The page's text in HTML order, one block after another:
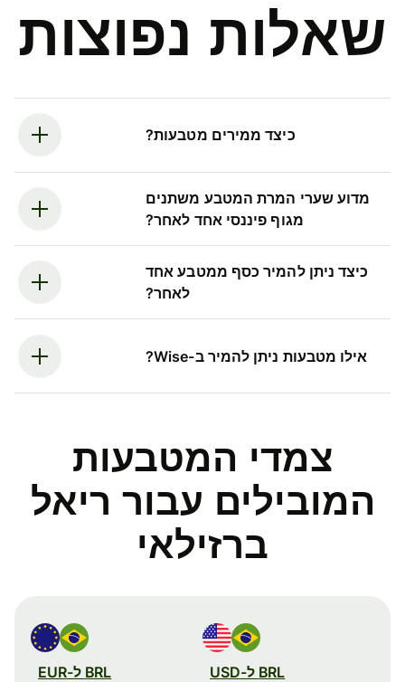
שאלות נפוצות
כיצד ממירים מטבעות?
מדוע שערי המרת המטבע משתנים
מגוף פיננסי אחד לאחר?
כיצד ניתן להמיר כסף ממטבע אחד
לאחר?
אילו מטבעות ניתן להמיר ב-Wise?
צמדי המטבעות
המובילים עבור ריאל
ברזילאי
BRL ל-USD BRL ל-EUR